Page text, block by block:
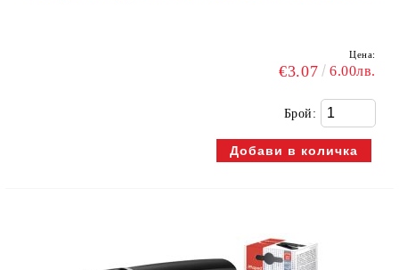
Цена:
€3.07 6.00лв.
Брой: